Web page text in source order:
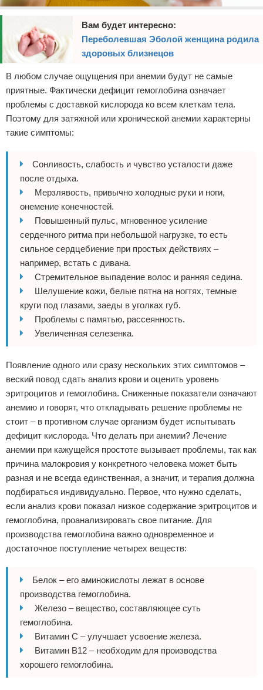
Вам будет интересно:
Переболевшая Эболой женщина родила
здоровых близнецов
В любом случае ощущения при анемии будут не самые
приятные. Фактически дефицит гемоглобина означает
проблемы с доставкой кислорода ко всем клеткам тела.
Поэтому для затяжной или хронической анемии характерны
такие симптомы:
Сонливость, слабость и чувство усталости даже
после отдыха.
Мерзлявость, привычно холодные руки и ноги,
онемение конечностей.
Повышенный пульс, мгновенное усиление
сердечного ритма при небольшой нагрузке, то есть
сильное сердцебиение при простых действиях –
например, встать с дивана.
Стремительное выпадение волос и ранняя седина.
Шелушение кожи, белые пятна на ногтях, темные
круги под глазами, заеды в уголках губ.
Проблемы с памятью, рассеянность.
Увеличенная селезенка.
Появление одного или сразу нескольких этих симптомов –
веский повод сдать анализ крови и оценить уровень
эритроцитов и гемоглобина. Сниженные показатели означают
анемию и говорят, что откладывать решение проблемы не
стоит – в противном случае организм будет испытывать
дефицит кислорода. Что делать при анемии? Лечение
анемии при кажущейся простоте вызывает проблемы, так как
причина малокровия у конкретного человека может быть
разная и не всегда единственная, а значит, и терапия должна
подбираться индивидуально. Первое, что нужно сделать,
если анализ крови показал низкое содержание эритроцитов и
гемоглобина, проанализировать свое питание. Для
производства гемоглобина важно одновременное и
достаточное поступление четырех веществ:
Белок – его аминокислоты лежат в основе
производства гемоглобина.
Железо – вещество, составляющее суть
гемоглобина.
Витамин C – улучшает усвоение железа.
Витамин B12 – необходим для производства
хорошего гемоглобина.